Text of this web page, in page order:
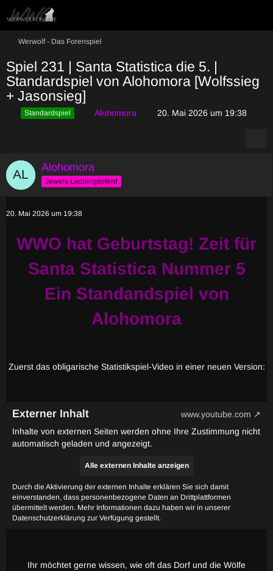
Werwolf - Das Forenspiel
Spiel 231 | Santa Statistica die 5. |
Standardspiel von Alohomora [Wolfssieg
+ Jasonsieg]
Standardspiel Alohomora 20. Mai 2026 um 19:38
Alohomora
Jewels Lieblingspferd
20. Mai 2026 um 19:38
WWO hat Geburtstag! Zeit für
Santa Statistica Nummer 5
Ein Standandspiel von
Alohomora
Zuerst das obligarische Statistikspiel-Video in einer neuen Version:
Externer Inhalt
www.youtube.com
Inhalte von externen Seiten werden ohne Ihre Zustimmung nicht
automatisch geladen und angezeigt.
Alle externen Inhalte anzeigen
Durch die Aktivierung der externen Inhalte erklären Sie sich damit
einverstanden, dass personenbezogene Daten an Drittplattformen
übermittelt werden. Mehr Informationen dazu haben wir in unserer
Datenschutzerklärung zur Verfügung gestellt.
Ihr möchtet gerne wissen, wie oft das Dorf und die Wölfe